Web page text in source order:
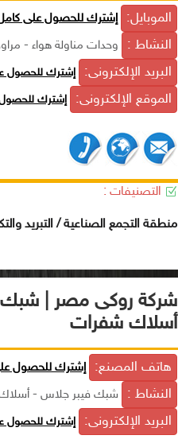
الموبايل: إشترك للحصول على
النشاط : وحدات مناولة هواء -
البريد الإلكترونى: إشترك للحصول
الموقع الإلكترونى: إشترك للحصول
التصنيفات :
منطقة التجمع الصناعية / التبريد
شركة روكى مصر | شبك
أسلاك شفرات
هاتف المصنع: إشترك للحصول
النشاط : شبك فيبر جلاس -
البريد الإلكترونى: إشترك للحصول